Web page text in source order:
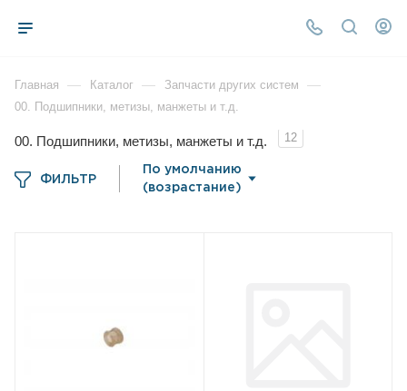
Главная — Каталог — Запчасти других систем —
00. Подшипники, метизы, манжеты и т.д.
00. Подшипники, метизы, манжеты и т.д. 12
ФИЛЬТР
По умолчанию
(возрастание)